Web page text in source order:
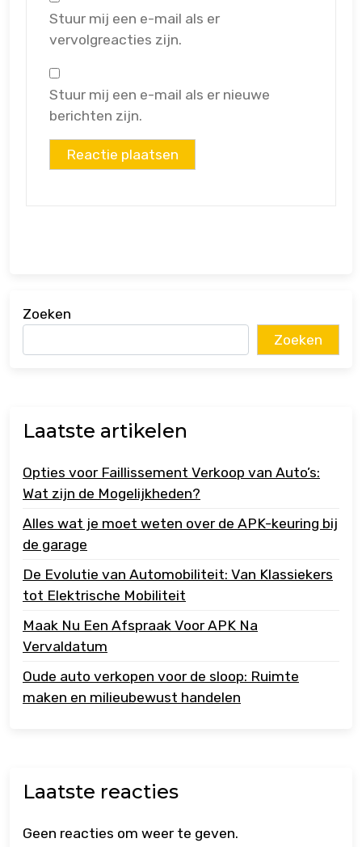
Stuur mij een e-mail als er
vervolgreacties zijn.
Stuur mij een e-mail als er nieuwe
berichten zijn.
Zoeken
Zoeken
Laatste artikelen
Opties voor Faillissement Verkoop van Auto’s:
Wat zijn de Mogelijkheden?
Alles wat je moet weten over de APK-keuring bij
de garage
De Evolutie van Automobiliteit: Van Klassiekers
tot Elektrische Mobiliteit
Maak Nu Een Afspraak Voor APK Na
Vervaldatum
Oude auto verkopen voor de sloop: Ruimte
maken en milieubewust handelen
Laatste reacties
Geen reacties om weer te geven.